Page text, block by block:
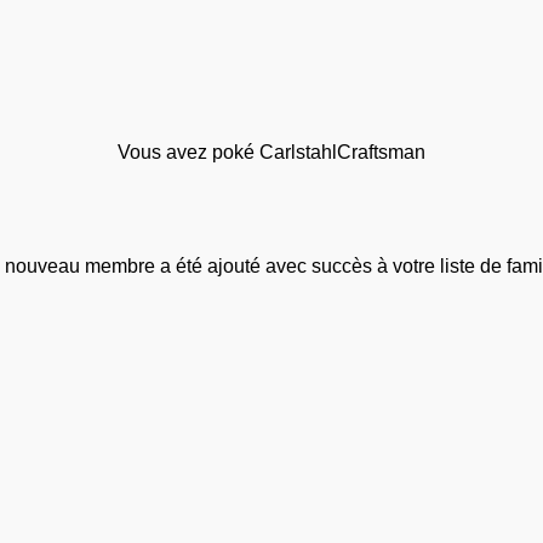
Vous avez poké CarlstahlCraftsman
nouveau membre a été ajouté avec succès à votre liste de